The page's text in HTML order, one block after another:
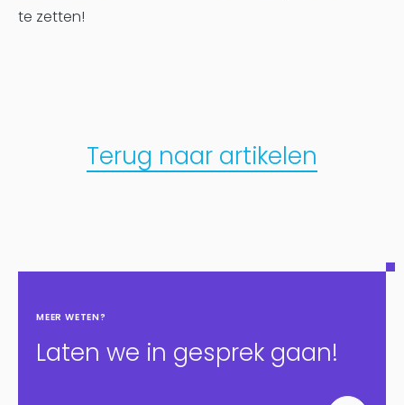
te zetten!
Terug naar artikelen
MEER WETEN?
Laten we in gesprek gaan!